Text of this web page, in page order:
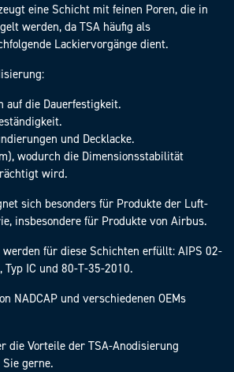
eine Schicht mit feinen Poren, die in
werden, da TSA häufig als
Lackiervorgänge dient.
auf die Dauerfestigkeit.
und Decklacke.
wodurch die Dimensionsstabilität
wird.
sich besonders für Produkte der Luft-
insbesondere für Produkte von Airbus.
werden für diese Schichten erfüllt: AIPS 02-
Typ IC und 80-T-35-2010.
NADCAP und verschiedenen OEMs
die Vorteile der TSA-Anodisierung
gerne.